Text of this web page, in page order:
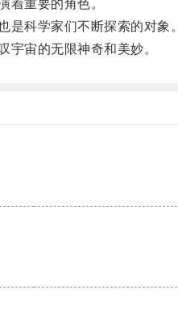
重要的角色。
科学家们不断探索的对象。
宙的无限神奇和美妙。